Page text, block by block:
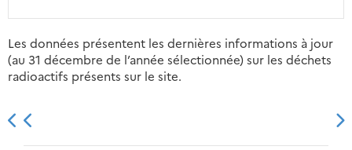
Les données présentent les dernières informations à jour
(au 31 décembre de l’année sélectionnée) sur les déchets
radioactifs présents sur le site.